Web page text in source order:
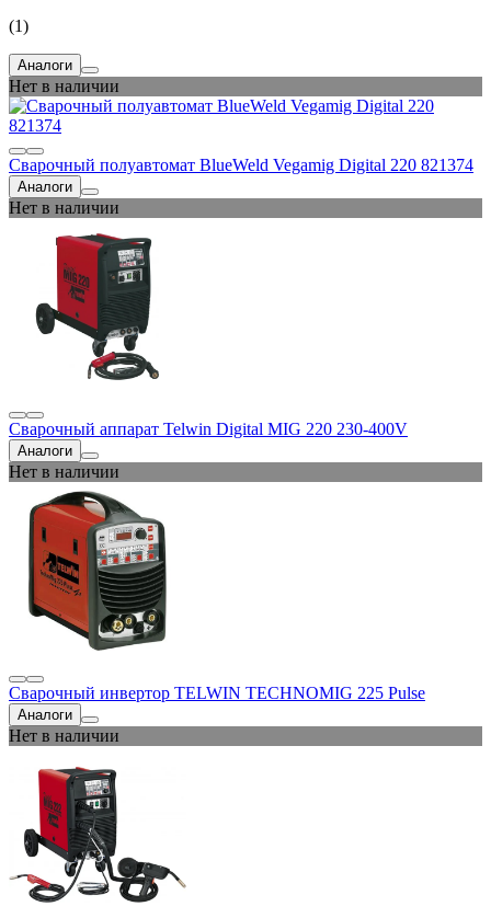
(1)
Аналоги
Нет в наличии
Сварочный полуавтомат BlueWeld Vegamig Digital 220 821374
Аналоги
Нет в наличии
Сварочный аппарат Telwin Digital MIG 220 230-400V
Аналоги
Нет в наличии
Сварочный инвертор TELWIN TECHNOMIG 225 Pulse
Аналоги
Нет в наличии